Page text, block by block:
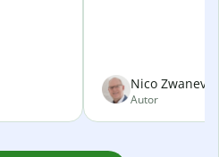
Nico
Autor